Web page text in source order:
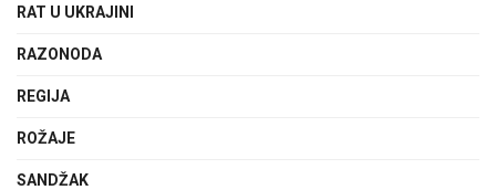
RAT U UKRAJINI
RAZONODA
REGIJA
ROŽAJE
SANDŽAK